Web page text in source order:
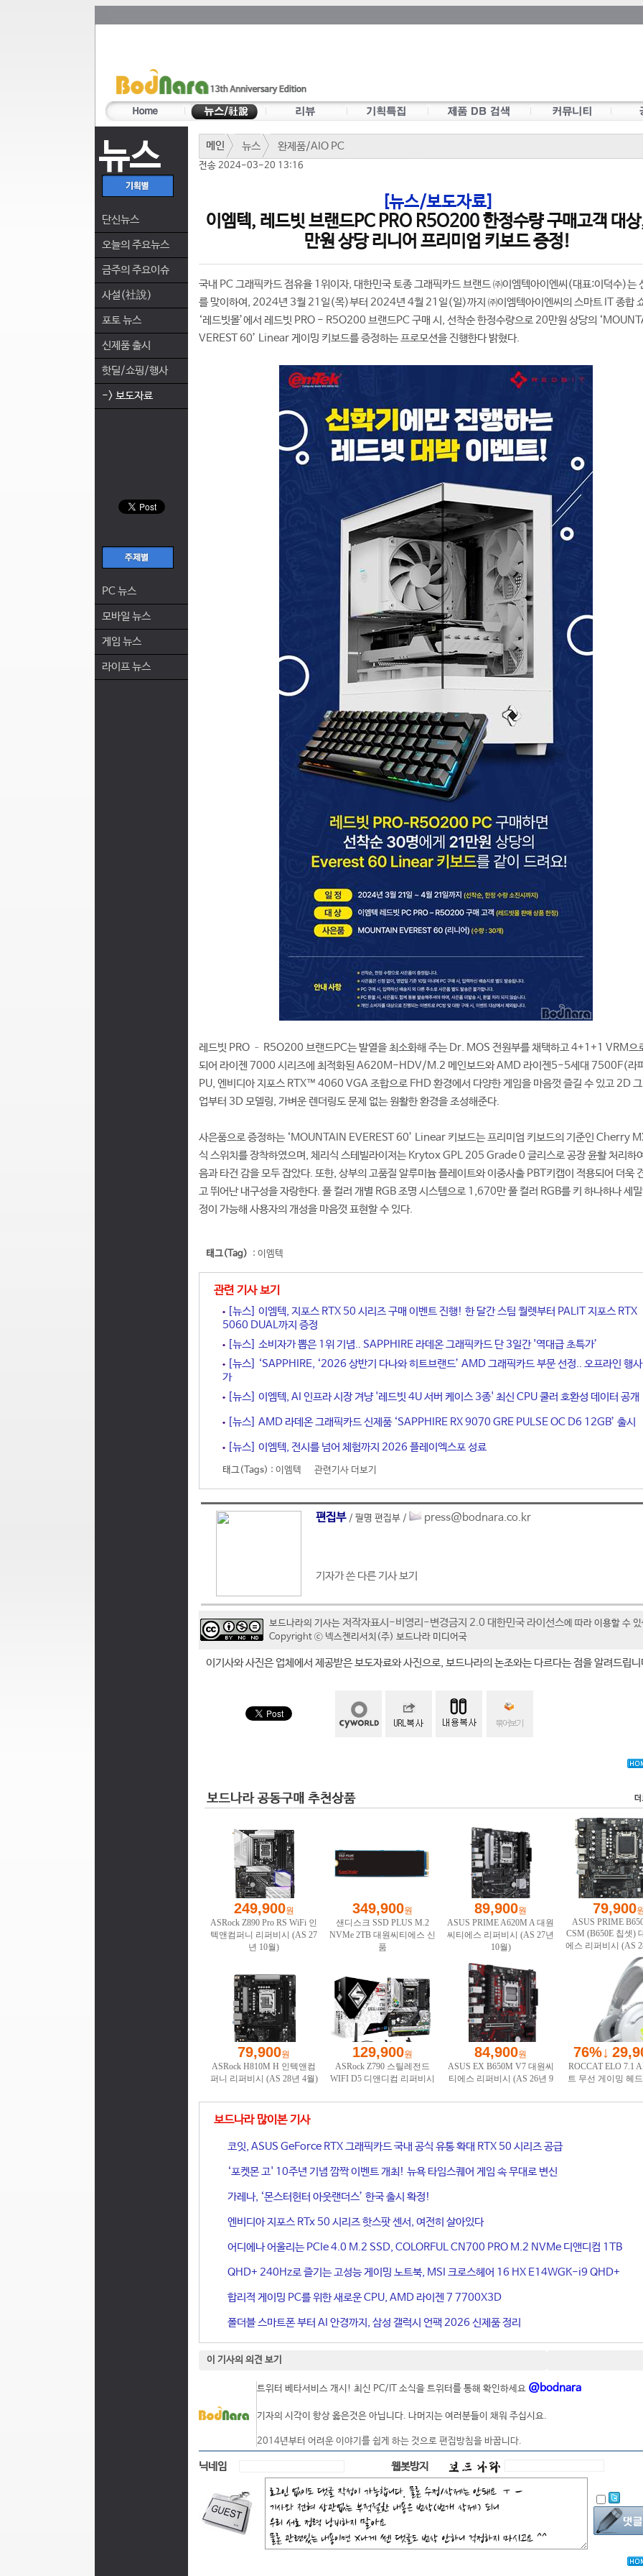
뉴스
단신뉴스
오늘의 주요뉴스
금주의 주요이슈
사설(社說)
포토 뉴스
신제품 출시
핫딜/쇼핑/행사
-> 보도자료
PC 뉴스
모바일 뉴스
게임 뉴스
라이프 뉴스
메인 뉴스 완제품/AIO PC
전송 2024-03-20 13:16
[뉴스/보도자료]
이엠텍, 레드빗 브랜드PC PRO R5O200 한정수량 구매고객 대
만원 상당 리니어 프리미엄 키보드 증정!
국내 PC 그래픽카드 점유율 1위이자, 대한민국 토종 그래픽카드 브랜드 ㈜이엠텍아이엔씨(대표:이덕수)는
를 맞이하여, 2024년 3월 21일(목)부터 2024년 4월 21일(일)까지 ㈜이엠텍아이엔씨의 스마트 IT 종합
‘레드빗몰’에서 레드빗 PRO - R5O200 브랜드PC 구매 시, 선착순 한정수량으로 20만원 상당의
VEREST 60’ Linear 게이밍 키보드를 증정하는 프로모션을 진행한다 밝혔다.
레드빗 PRO – R5O200 브랜드PC는 발열을 최소화해 주는 Dr. MOS 전원부를 채택하고 4+1+1 VRM으
되어 라이젠 7000 시리즈에 최적화된 A620M-HDV/M.2 메인보드와 AMD 라이젠5-5세대 7500F(라
PU, 엔비디아 지포스 RTX™ 4060 VGA 조합으로 FHD 환경에서 다양한 게임을 마음껏 즐길 수 있고 2D
업부터 3D 모델링, 가벼운 렌더링도 문제 없는 원활한 환경을 조성해준다.
사은품으로 증정하는 ‘MOUNTAIN EVEREST 60’ Linear 키보드는 프리미엄 키보드의 기준인 Cherry
식 스위치를 장착하였으며, 체리식 스테빌라이저는 Krytox GPL 205 Grade 0 글리스로 공장 윤활 처리하
음과 타건 감을 모두 잡았다. 또한, 상부의 고품질 알루미늄 플레이트와 이중사출 PBT키캡이 적용되어 더욱
고 뛰어난 내구성을 자랑한다. 풀 컬러 개별 RGB 조명 시스템으로 1,670만 풀 컬러 RGB를 키 하나하나 세
정이 가능해 사용자의 개성을 마음껏 표현할 수 있다.
태그(Tag) : 이엠텍
관련 기사 보기
[뉴스] 이엠텍, 지포스 RTX 50 시리즈 구매 이벤트 진행! 한 달간 스팀 월렛부터 PALIT 지포스 RTX
5060 DUAL까지 증정
[뉴스] 소비자가 뽑은 1위 기념.. SAPPHIRE 라데온 그래픽카드 단 3일간 '역대급 초특가’
[뉴스] ‘SAPPHIRE, ‘2026 상반기 다나와 히트브랜드’ AMD 그래픽카드 부문 선정.. 오프라인 행
가
[뉴스] 이엠텍, AI 인프라 시장 겨냥 '레드빗 4U 서버 케이스 3종' 최신 CPU 쿨러 호환성 데이터 공개
[뉴스] AMD 라데온 그래픽카드 신제품 ‘SAPPHIRE RX 9070 GRE PULSE OC D6 12GB’ 출시
[뉴스] 이엠텍, 전시를 넘어 체험까지 2026 플레이엑스포 성료
태그(Tags) : 이엠텍 관련기사 더보기
편집부 / 필명 편집부 / press@bodnara.co.kr
기자가 쓴 다른 기사 보기
보드나라의 기사는 저작자표시-비영리-변경금지 2.0 대한민국 라이선스에 따라 이용할 수
Copyright ⓒ 넥스젠리서치(주) 보드나라 미디어국
이기사와 사진은 업체에서 제공받은 보도자료와 사진으로, 보드나라의 논조와는 다르다는 점을 알려드립
보드나라 많이본 기사
코잇, ASUS GeForce RTX 그래픽카드 국내 공식 유통 확대 RTX 50 시리즈 공급
‘포켓몬 고' 10주년 기념 깜짝 이벤트 개최! 뉴욕 타임스퀘어 게임 속 무대로 변신
가레나, ‘몬스터헌터 아웃랜더스’ 한국 출시 확정!
엔비디아 지포스 RTx 50 시리즈 핫스팟 센서, 여전히 살아있다
어디에나 어울리는 PCIe 4.0 M.2 SSD, COLORFUL CN700 PRO M.2 NVMe 디앤디컴 1TB
QHD+ 240Hz로 즐기는 고성능 게이밍 노트북, MSI 크로스헤어 16 HX E14WGK-i9 QHD+
합리적 게이밍 PC를 위한 새로운 CPU, AMD 라이젠 7 7700X3D
폴더블 스마트폰 부터 AI 안경까지, 삼성 갤럭시 언팩 2026 신제품 정리
이 기사의 의견 보기
트위터 베타서비스 개시! 최신 PC/IT 소식을 트위터를 통해 확인하세요 @bodnara
기자의 시각이 항상 옳은것은 아닙니다. 나머지는 여러분들이 채워 주십시요.
2014년부터 어려운 이야기를 쉽게 하는 것으로 편집방침을 바꿉니다.
닉네임 웹봇방지